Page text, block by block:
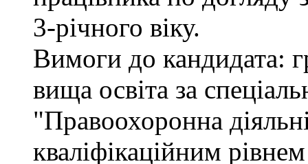
3-річного віку.
Вимоги до кандидата:
вища освіта за
"Правоохоронна
кваліфікаційним